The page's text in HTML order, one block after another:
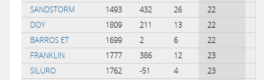
SANDSTORM
1493 432 26 22
DOY
1809 211 13 22
BARROS ET
1699 2 6 22
FRANKLIN
1777 386 12 23
SILURO
1762 -51 4 23